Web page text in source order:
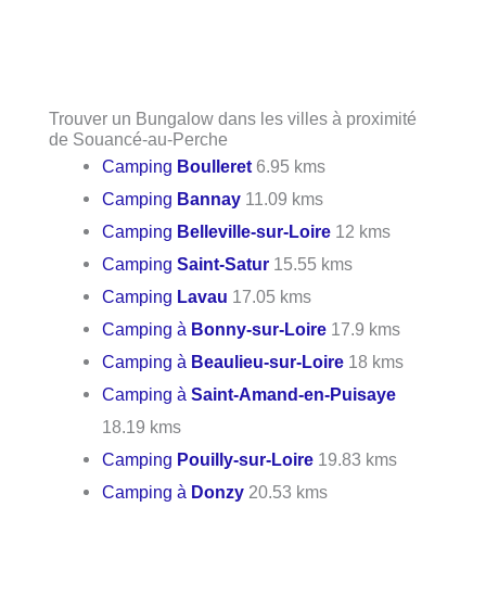
Trouver un Bungalow dans les villes à proximité
de Souancé-au-Perche
Camping Boulleret 6.95 kms
Camping Bannay 11.09 kms
Camping Belleville-sur-Loire 12 kms
CampingSaint-Satur 15.55 kms
Camping Lavau 17.05 kms
Camping à Bonny-sur-Loire 17.9 kms
Camping à Beaulieu-sur-Loire 18 kms
Camping àSaint-Amand-en-Puisaye
18.19 kms
Camping Pouilly-sur-Loire 19.83 kms
Camping à Donzy 20.53 kms